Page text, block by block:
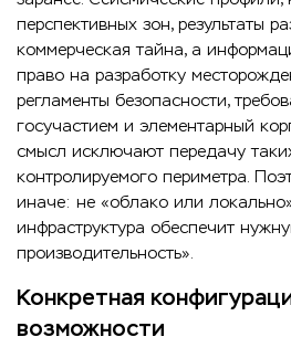
перспективных зон, результаты
коммерческая тайна, а
право на разработку
регламенты безопасности,
госучастием и элементарный
смысл исключают передачу
контролируемого периметра.
иначе: не «облако или
инфраструктура обеспечит
производительность».
Конкретная
возможности